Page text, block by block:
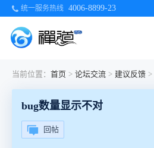
统一服务热线 4006-8899-23
当前位置： 首页 > 论坛交流 > 建议反馈 >
bug数量显示不对
回帖